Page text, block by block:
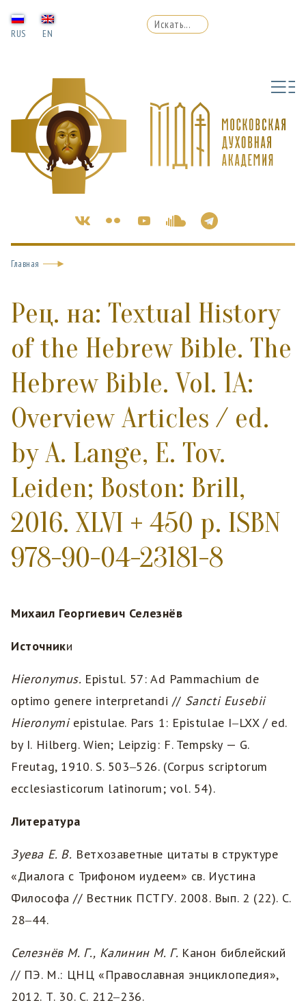
RUS EN
Главная
Рец. на: Textual History
of the Hebrew Bible. The
Hebrew Bible. Vol. 1A:
Overview Articles / ed.
by A. Lange, E. Tov.
Leiden; Boston: Brill,
2016. XLVI + 450 p. ISBN
978-90-04-23181-8
Михаил Георгиевич Селезнёв
Источники
Hieronymus. Epistul. 57: Ad Pammachium de
optimo genere interpretandi // Sancti Eusebii
Hieronymiepistulae. Pars 1: Epistulae I‒LXX / ed.
by I. Hilberg. Wien; Leipzig: F. Tempsky — G.
Freutag, 1910. S. 503‒526. (Corpus scriptorum
ecclesiasticorum latinorum; vol. 54).
Литература
Зуева Е. В. Ветхозаветные цитаты в структуре
«Диалога с Трифоном иудеем» св. Иустина
Философа // Вестник ПСТГУ. 2008. Вып. 2 (22). С.
28‒44.
Селезнёв М. Г., Калинин М. Г. Канон библейский
// ПЭ. М.: ЦНЦ «Православная энциклопедия»,
2012. Т. 30. С. 212‒236.